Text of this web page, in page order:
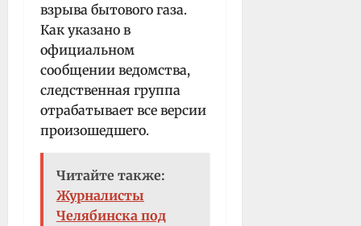
взрыва бытового газа.
Как указано в
официальном
сообщении ведомства,
следственная группа
отрабатывает все версии
произошедшего.
Читайте также:
Журналисты
Челябинска под